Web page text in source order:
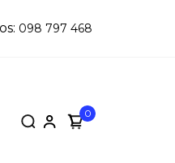
098 797 468
0